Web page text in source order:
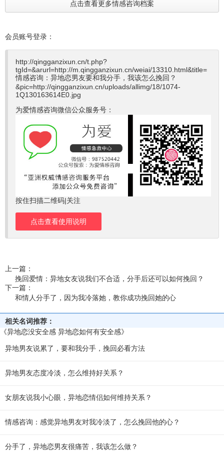
点击查看更多情感咨询档案
会员账号登录：
http://qingganzixun.cn/t.php?
tgId=&arurl=http://m.qingganzixun.cn/weiai/13310.html&title=
情感咨询：异地恋男友要和我分手，我该怎么挽回？
&pic=http://qingganzixun.cn/uploads/allimg/18/1074-
1Q130163614E0.jpg
为爱情感咨询微信公众服务号：
按住扫描二维码|关注
点击查看使用说明
上一篇：
挽回爱情：异地女友说我们不合适，分手后还可以如何挽回？
下一篇：
和情人分手了，因为我冷落她，教你成功挽回她的心
相关名词推荐：
《异地恋没安全感 异地恋如何有安全感》
异地男友说累了，要和我分手，挽回必看方法
异地男友态度冷淡，怎么维持好关系？
女朋友说我小心眼，异地恋情侣如何维持关系？
情感咨询：感觉异地男友对我冷淡了，怎么挽回他的心？
分手了，异地恋男友很痛苦，我该怎么做？